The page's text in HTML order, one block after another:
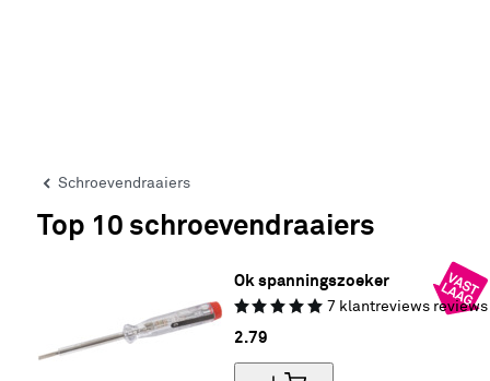
Schroevendraaiers
Top 10 schroevendraaiers
Ok spanningszoeker
7 klantreviews reviews
2.79